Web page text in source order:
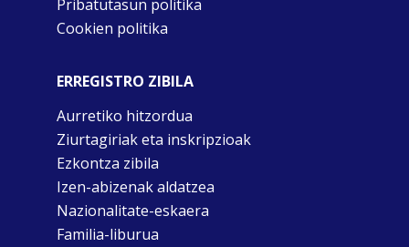
Pribatutasun politika
Cookien politika
ERREGISTRO ZIBILA
Aurretiko hitzordua
Ziurtagiriak eta inskripzioak
Ezkontza zibila
Izen-abizenak aldatzea
Nazionalitate-eskaera
Familia-liburua